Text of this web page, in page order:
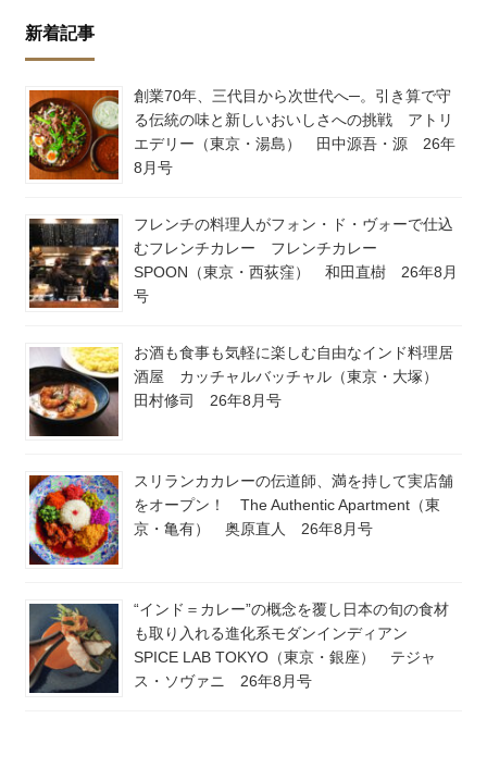
新着記事
創業70年、三代目から次世代へ─。引き算で守
る伝統の味と新しいおいしさへの挑戦 アトリ
エデリー（東京・湯島） 田中源吾・源 26年
8月号
フレンチの料理人がフォン・ド・ヴォーで仕込
むフレンチカレー フレンチカレー
SPOON（東京・西荻窪） 和田直樹 26年8月
号
お酒も食事も気軽に楽しむ自由なインド料理居
酒屋 カッチャルバッチャル（東京・大塚）
田村修司 26年8月号
スリランカカレーの伝道師、満を持して実店舗
をオープン！ The Authentic Apartment（東
京・亀有） 奥原直人 26年8月号
“インド＝カレー”の概念を覆し日本の旬の食材
も取り入れる進化系モダンインディアン
SPICE LAB TOKYO（東京・銀座） テジャ
ス・ソヴァニ 26年8月号